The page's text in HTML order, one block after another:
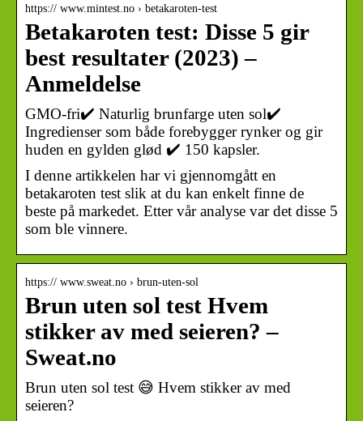
https:// www.mintest.no › betakaroten-test
Betakaroten test: Disse 5 gir
best resultater (2023) –
Anmeldelse
GMO-fri✔️ Naturlig brunfarge uten sol✔️
Ingredienser som både forebygger rynker og gir
huden en gylden glød ✔️ 150 kapsler.
I denne artikkelen har vi gjennomgått en
betakaroten test slik at du kan enkelt finne de
beste på markedet. Etter vår analyse var det disse 5
som ble vinnere.
https:// www.sweat.no › brun-uten-sol
Brun uten sol test Hvem
stikker av med seieren? –
Sweat.no
Brun uten sol test 😅 Hvem stikker av med
seieren?